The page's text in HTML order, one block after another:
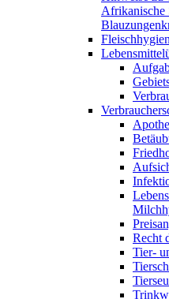
Afrikanische
Recht
Tier-